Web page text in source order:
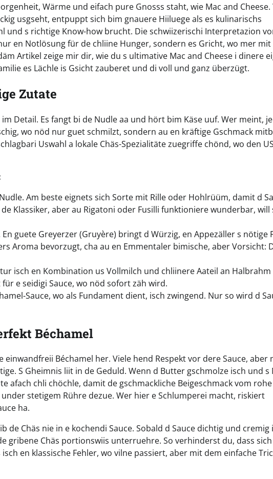
Wärme und eifach pure Gnosss staht, wie Mac and Cheese.
usgseht, entpuppt sich bim gnauere Hiiluege als es kulinarischs
und s richtige Know-how brucht. Die schwiizerischi Interpretazion
en Notlösung für de chliine Hunger, sondern es Gricht, wo mer mit
Artikel zeige mir dir, wie du s ultimative Mac and Cheese i dinere
es Lächle is Gsicht zauberet und di voll und ganz überzügt.
Zutate
Detail. Es fangt bi de Nudle aa und hört bim Käse uuf. Wer meint,
wo nöd nur guet schmilzt, sondern au en kräftige Gschmack
Uswahl a lokale Chäs-Spezialitäte zuegriffe chönd, wo den
Am beste eignets sich Sorte mit Rille oder Hohlrüüm, damit d
Klassiker, aber au Rigatoni oder Fusilli funktioniere wunderbar, will
guete Greyerzer (Gruyère) bringt d Würzig, en Appezäller s nötige
Aroma bevorzugt, cha au en Emmentaler bimische, aber Vorsicht:
isch en Kombination us Vollmilch und chliinere Aateil an
e seidigi Sauce, wo nöd sofort zäh wird.
Sauce, wo als Fundament dient, isch zwingend. Nur so wird d
Béchamel
Béchamel her. Viele hend Respekt vor dere Sauce, aber
S Gheimnis liit in de Geduld. Wenn d Butter gschmolze isch und s
afach chli chöchle, damit de gschmackliche Beigeschmack vom
stetigem Rühre dezue. Wer hier e Schlumperei macht, riskiert
ha.
de Chäs nie in e kochendi Sauce. Sobald d Sauce dichtig und cremig
gribene Chäs portionswiis unterruehre. So verhinderst du, dass
en klassische Fehler, wo vilne passiert, aber mit dem einfache